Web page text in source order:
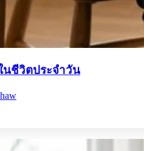
นชีวิตประจำวัน